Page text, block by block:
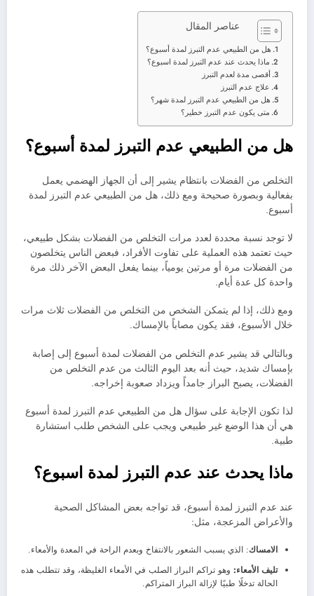
عناصر المقال
هل من الطبيعي عدم التبرز لمدة أسبوع؟
ماذا يحدث عند عدم التبرز لمدة اسبوع؟
أقصى مدة لعدم التبرز
علاج عدم التبرز
هل من الطبيعي عدم التبرز لمدة شهر؟
متى يكون عدم التبرز خطير؟
هل من الطبيعي عدم التبرز لمدة أسبوع؟
التخلص من الفضلات بانتظام يشير إلى أن الجهاز الهضمي يعمل
بفعالية وبصورة صحيحة ومع ذلك، هل من الطبيعي عدم التبرز لمدة
أسبوع.
لا توجد نسبة محددة لعدد مرات التخلص من الفضلات بشكل طبيعي،
حيث تعتمد هذه العملية على تفاوت الأفراد، فبعض الناس يتخلصون
من الفضلات مرة أو مرتين يومياً، بينما يفعل البعض الآخر ذلك مرة
واحدة كل عدة أيام.
ومع ذلك، إذا لم يتمكن الشخص من التخلص من الفضلات ثلاث مرات
خلال الأسبوع، فقد يكون مصاباً بالإمساك.
وبالتالي قد يشير عدم التخلص من الفضلات لمدة أسبوع إلى إصابة
بإمساك شديد، حيث أنه بعد اليوم الثالث من عدم التخلص من
الفضلات، يصبح البراز جامداً ويزداد صعوبة إخراجه.
لذا تكون الإجابة على سؤال هل من الطبيعي عدم التبرز لمدة أسبوع
هي أن هذا الوضع غير طبيعي ويجب على الشخص طلب استشارة
طبية.
ماذا يحدث عند عدم التبرز لمدة اسبوع؟
عند عدم التبرز لمدة أسبوع، قد تواجه بعض المشاكل الصحية
والأعراض المزعجة، مثل:
الامساك: الذي يسبب الشعور بالانتفاخ وبعدم الراحة في المعدة والأمعاء.
تليف الأمعاء: وهو تراكم البراز الصلب في الأمعاء الغليظة، وقد تتطلب هذه
الحالة تدخلًا طبيًا لإزالة البراز المتراكم.